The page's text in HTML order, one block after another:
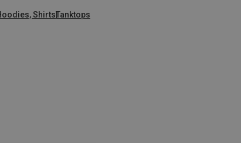
ShirtsTanktops